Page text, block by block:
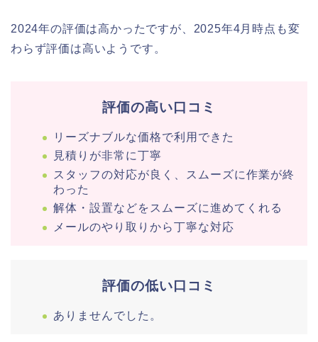
2024年の評価は高かったですが、2025年4月時点も変
わらず評価は高いようです。
評価の高い口コミ
リーズナブルな価格で利用できた
見積りが非常に丁寧
スタッフの対応が良く、スムーズに作業が終
わった
解体・設置などをスムーズに進めてくれる
メールのやり取りから丁寧な対応
評価の低い口コミ
ありませんでした。